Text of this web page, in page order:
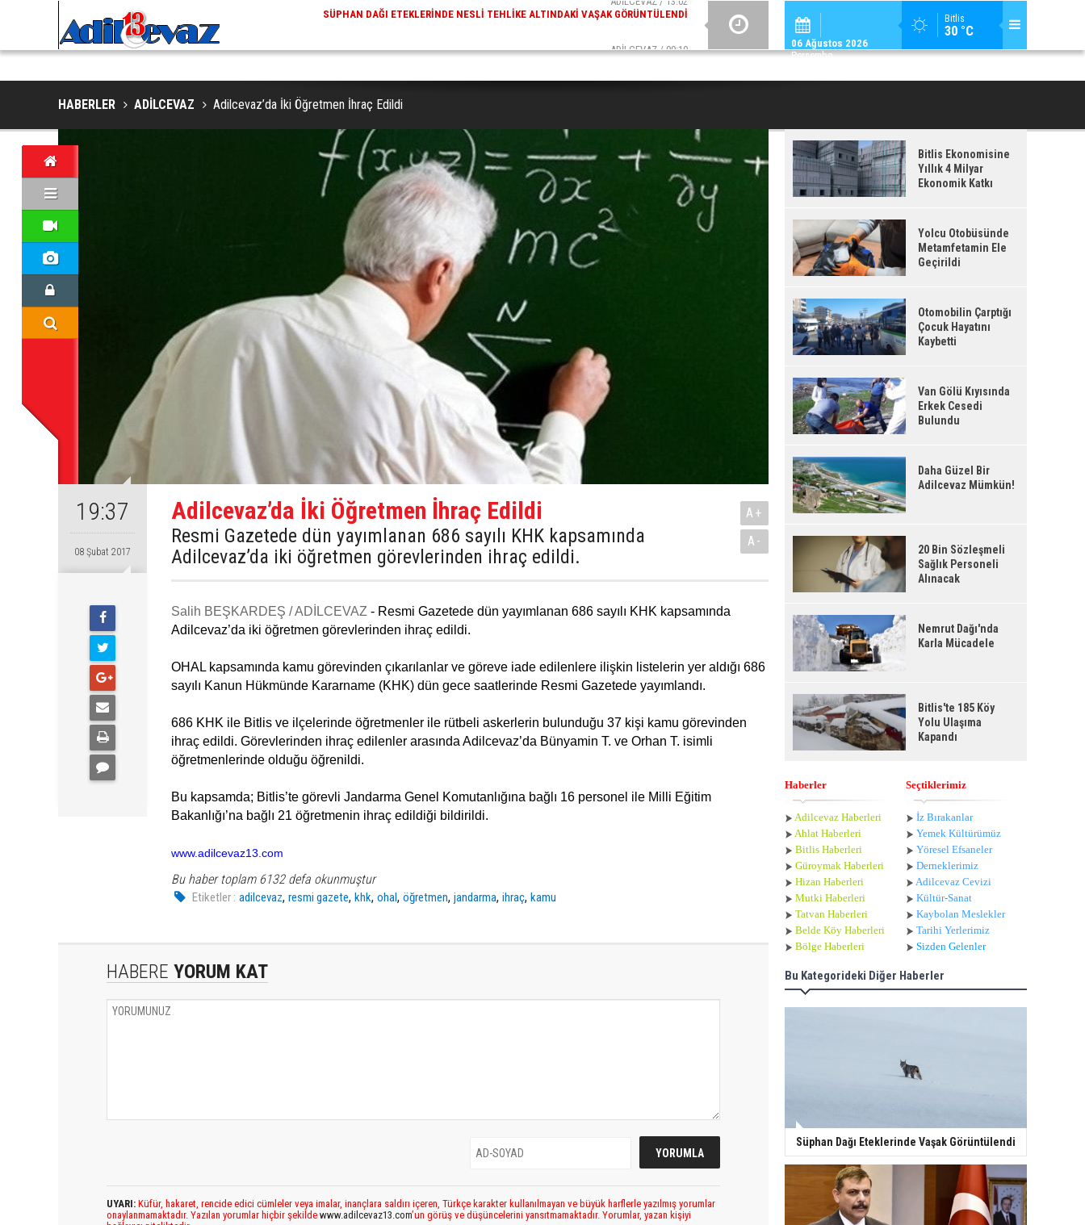
Bitlis
30 °C
06 Ağustos 2026
Perşembe
NESLI TEHLIKE ALTINDAKI VAŞAK GÖRÜNTÜLENDI
ADİLCEVAZ / 09:10
ADİLCEVAZ /
ADILCEVAZ'DA KUDUZ VAKASI TESPIT EDILEN KÖY, KARANTINAYA
HABERLER ADİLCEVAZ Adilcevaz’da İki Öğretmen İhraç Edildi
19:37
08 Şubat 2017
Adilcevaz’da İki Öğretmen İhraç Edildi
Resmi Gazetede dün yayımlanan 686 sayılı KHK kapsamında
Adilcevaz’da iki öğretmen görevlerinden ihraç edildi.
A+
A-
Salih BEŞKARDEŞ / ADİLCEVAZ - Resmi Gazetede dün yayımlanan 686 sayılı KHK kapsamında
Adilcevaz’da iki öğretmen görevlerinden ihraç edildi.
OHAL kapsamında kamu görevinden çıkarılanlar ve göreve iade edilenlere ilişkin listelerin yer aldığı 686
sayılı Kanun Hükmünde Kararname (KHK) dün gece saatlerinde Resmi Gazetede yayımlandı.
686 KHK ile Bitlis ve ilçelerinde öğretmenler ile rütbeli askerlerin bulunduğu 37 kişi kamu görevinden
ihraç edildi. Görevlerinden ihraç edilenler arasında Adilcevaz’da Bünyamin T. ve Orhan T. isimli
öğretmenlerinde olduğu öğrenildi.
Bu kapsamda; Bitlis’te görevli Jandarma Genel Komutanlığına bağlı 16 personel ile Milli Eğitim
Bakanlığı’na bağlı 21 öğretmenin ihraç edildiği bildirildi.
www.adilcevaz13.com
Bu haber toplam 6132 defa okunmuştur
Etiketler : adilcevaz,resmi gazete,khk,ohal,öğretmen,jandarma,ihraç,kamu
HABERE YORUM KAT
UYARI: Küfür, hakaret, rencide edici cümleler veya imalar, inançlara saldırı içeren, Türkçe karakter kullanılmayan ve büyük harflerle yazılmış yorumlar
onaylanmamaktadır. Yazılan yorumlar hiçbir şekilde www.adilcevaz13.com’un görüş ve düşüncelerini yansıtmamaktadır. Yorumlar, yazan kişiyi
Bitlis Ekonomisine
Yıllık 4 Milyar
Ekonomik Katkı
Yolcu Otobüsünde
Metamfetamin Ele
Geçirildi
Otomobilin Çarptığı
Çocuk Hayatını
Kaybetti
Van Gölü Kıyısında
Erkek Cesedi
Bulundu
Daha Güzel Bir
Adilcevaz Mümkün!
20 Bin Sözleşmeli
Sağlık Personeli
Alınacak
Nemrut Dağı'nda
Karla Mücadele
Bitlis'te 185 Köy
Yolu Ulaşıma
Kapandı
Haberler
Adilcevaz Haberleri
Ahlat Haberleri
Bitlis Haberleri
Güroymak Haberleri
Hizan Haberleri
Mutki Haberleri
Tatvan Haberleri
Belde Köy Haberleri
Bölge Haberleri
Seçtiklerimiz
İz Bırakanlar
Yemek Kültürümüz
Yöresel Efsaneler
Derneklerimiz
Adilcevaz Cevizi
Kültür-Sanat
Kaybolan Meslekler
Tarihi Yerlerimiz
Sizden Gelenler
Bu Kategorideki Diğer Haberler
Süphan Dağı Eteklerinde Vaşak Görüntülendi